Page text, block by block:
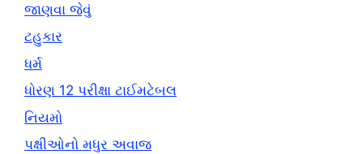
જાણવા જેવું
ટહુકાર
ધર્મ
ધોરણ 12 પરીક્ષા ટાઈમટેબલ
નિયમો
પક્ષીઓનો મધુર અવાજ